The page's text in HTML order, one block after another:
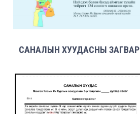
САНАЛЫН ХУУДАСНЫ ЗАГВАР